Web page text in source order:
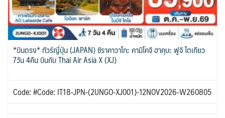
*บินตรง* ทัวร์ญี่ปุ่น (JAPAN) ชิราคาวาโกะ คามิโคจิ ฮาคุบะ ฟูจิ โตเกียว
7วัน 4คืน บินกับ Thai Air Asia X (XJ)
Code: #Code: IT18-JPN-(2UNGO-XJ001)-12NOV2026-W260805